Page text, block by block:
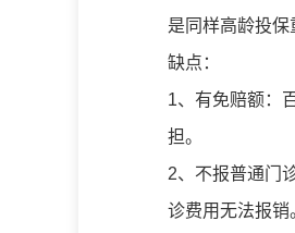
是同样高龄投保
缺点：
1、有免赔额：
担。
2、不报普通门
诊费用无法报销